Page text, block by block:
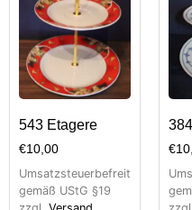
543 Etagere
€10,00
Umsatzsteuerbefreit
gemäß UStG §19
€